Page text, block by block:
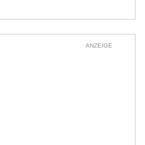
ANZEIGE